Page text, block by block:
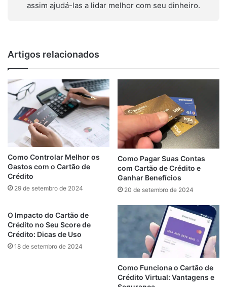
assim ajudá-las a lidar melhor com seu dinheiro.
Artigos relacionados
Como Controlar Melhor os
Gastos com o Cartão de
Crédito
29 de setembro de 2024
Como Pagar Suas Contas
com Cartão de Crédito e
Ganhar Benefícios
20 de setembro de 2024
O Impacto do Cartão de
Crédito no Seu Score de
Crédito: Dicas de Uso
18 de setembro de 2024
Como Funciona o Cartão de
Crédito Virtual: Vantagens e